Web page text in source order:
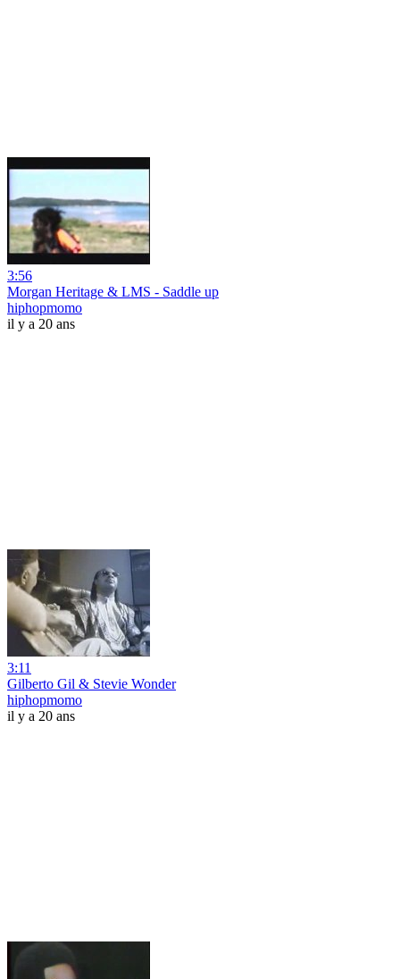
3:56
Morgan Heritage & LMS - Saddle up
hiphopmomo
il y a 20 ans
3:11
Gilberto Gil & Stevie Wonder
hiphopmomo
il y a 20 ans